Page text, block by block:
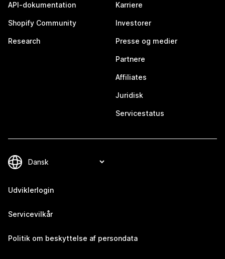
API-dokumentation
Shopify Community
Research
Karriere
Investorer
Presse og medier
Partnere
Affiliates
Juridisk
Servicestatus
Udviklerlogin
Servicevilkår
Politik om beskyttelse af persondata